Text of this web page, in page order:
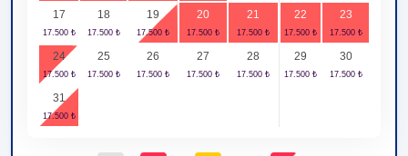
17 18 19 20 21 22 23
24 25 26 27 28 29 30
31